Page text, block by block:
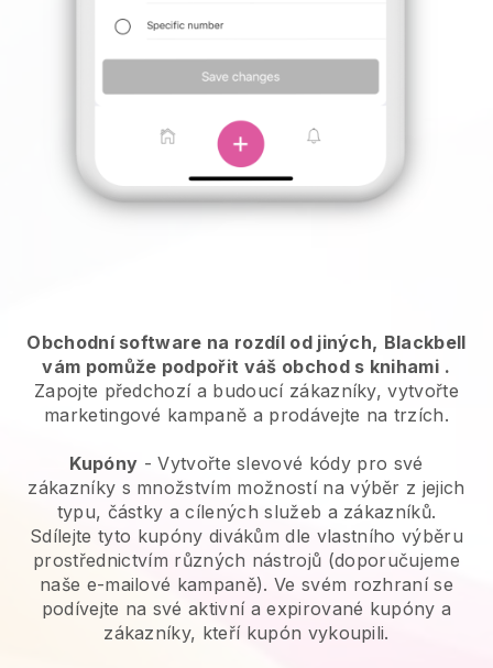
Obchodní software na rozdíl od jiných, Blackbell
vám pomůže podpořit váš obchod s knihami .
Zapojte předchozí a budoucí zákazníky, vytvořte
marketingové kampaně a prodávejte na trzích.
Kupóny - Vytvořte slevové kódy pro své
zákazníky s množstvím možností na výběr z jejich
typu, částky a cílených služeb a zákazníků.
Sdílejte tyto kupóny divákům dle vlastního výběru
prostřednictvím různých nástrojů (doporučujeme
naše e-mailové kampaně). Ve svém rozhraní se
podívejte na své aktivní a expirované kupóny a
zákazníky, kteří kupón vykoupili.